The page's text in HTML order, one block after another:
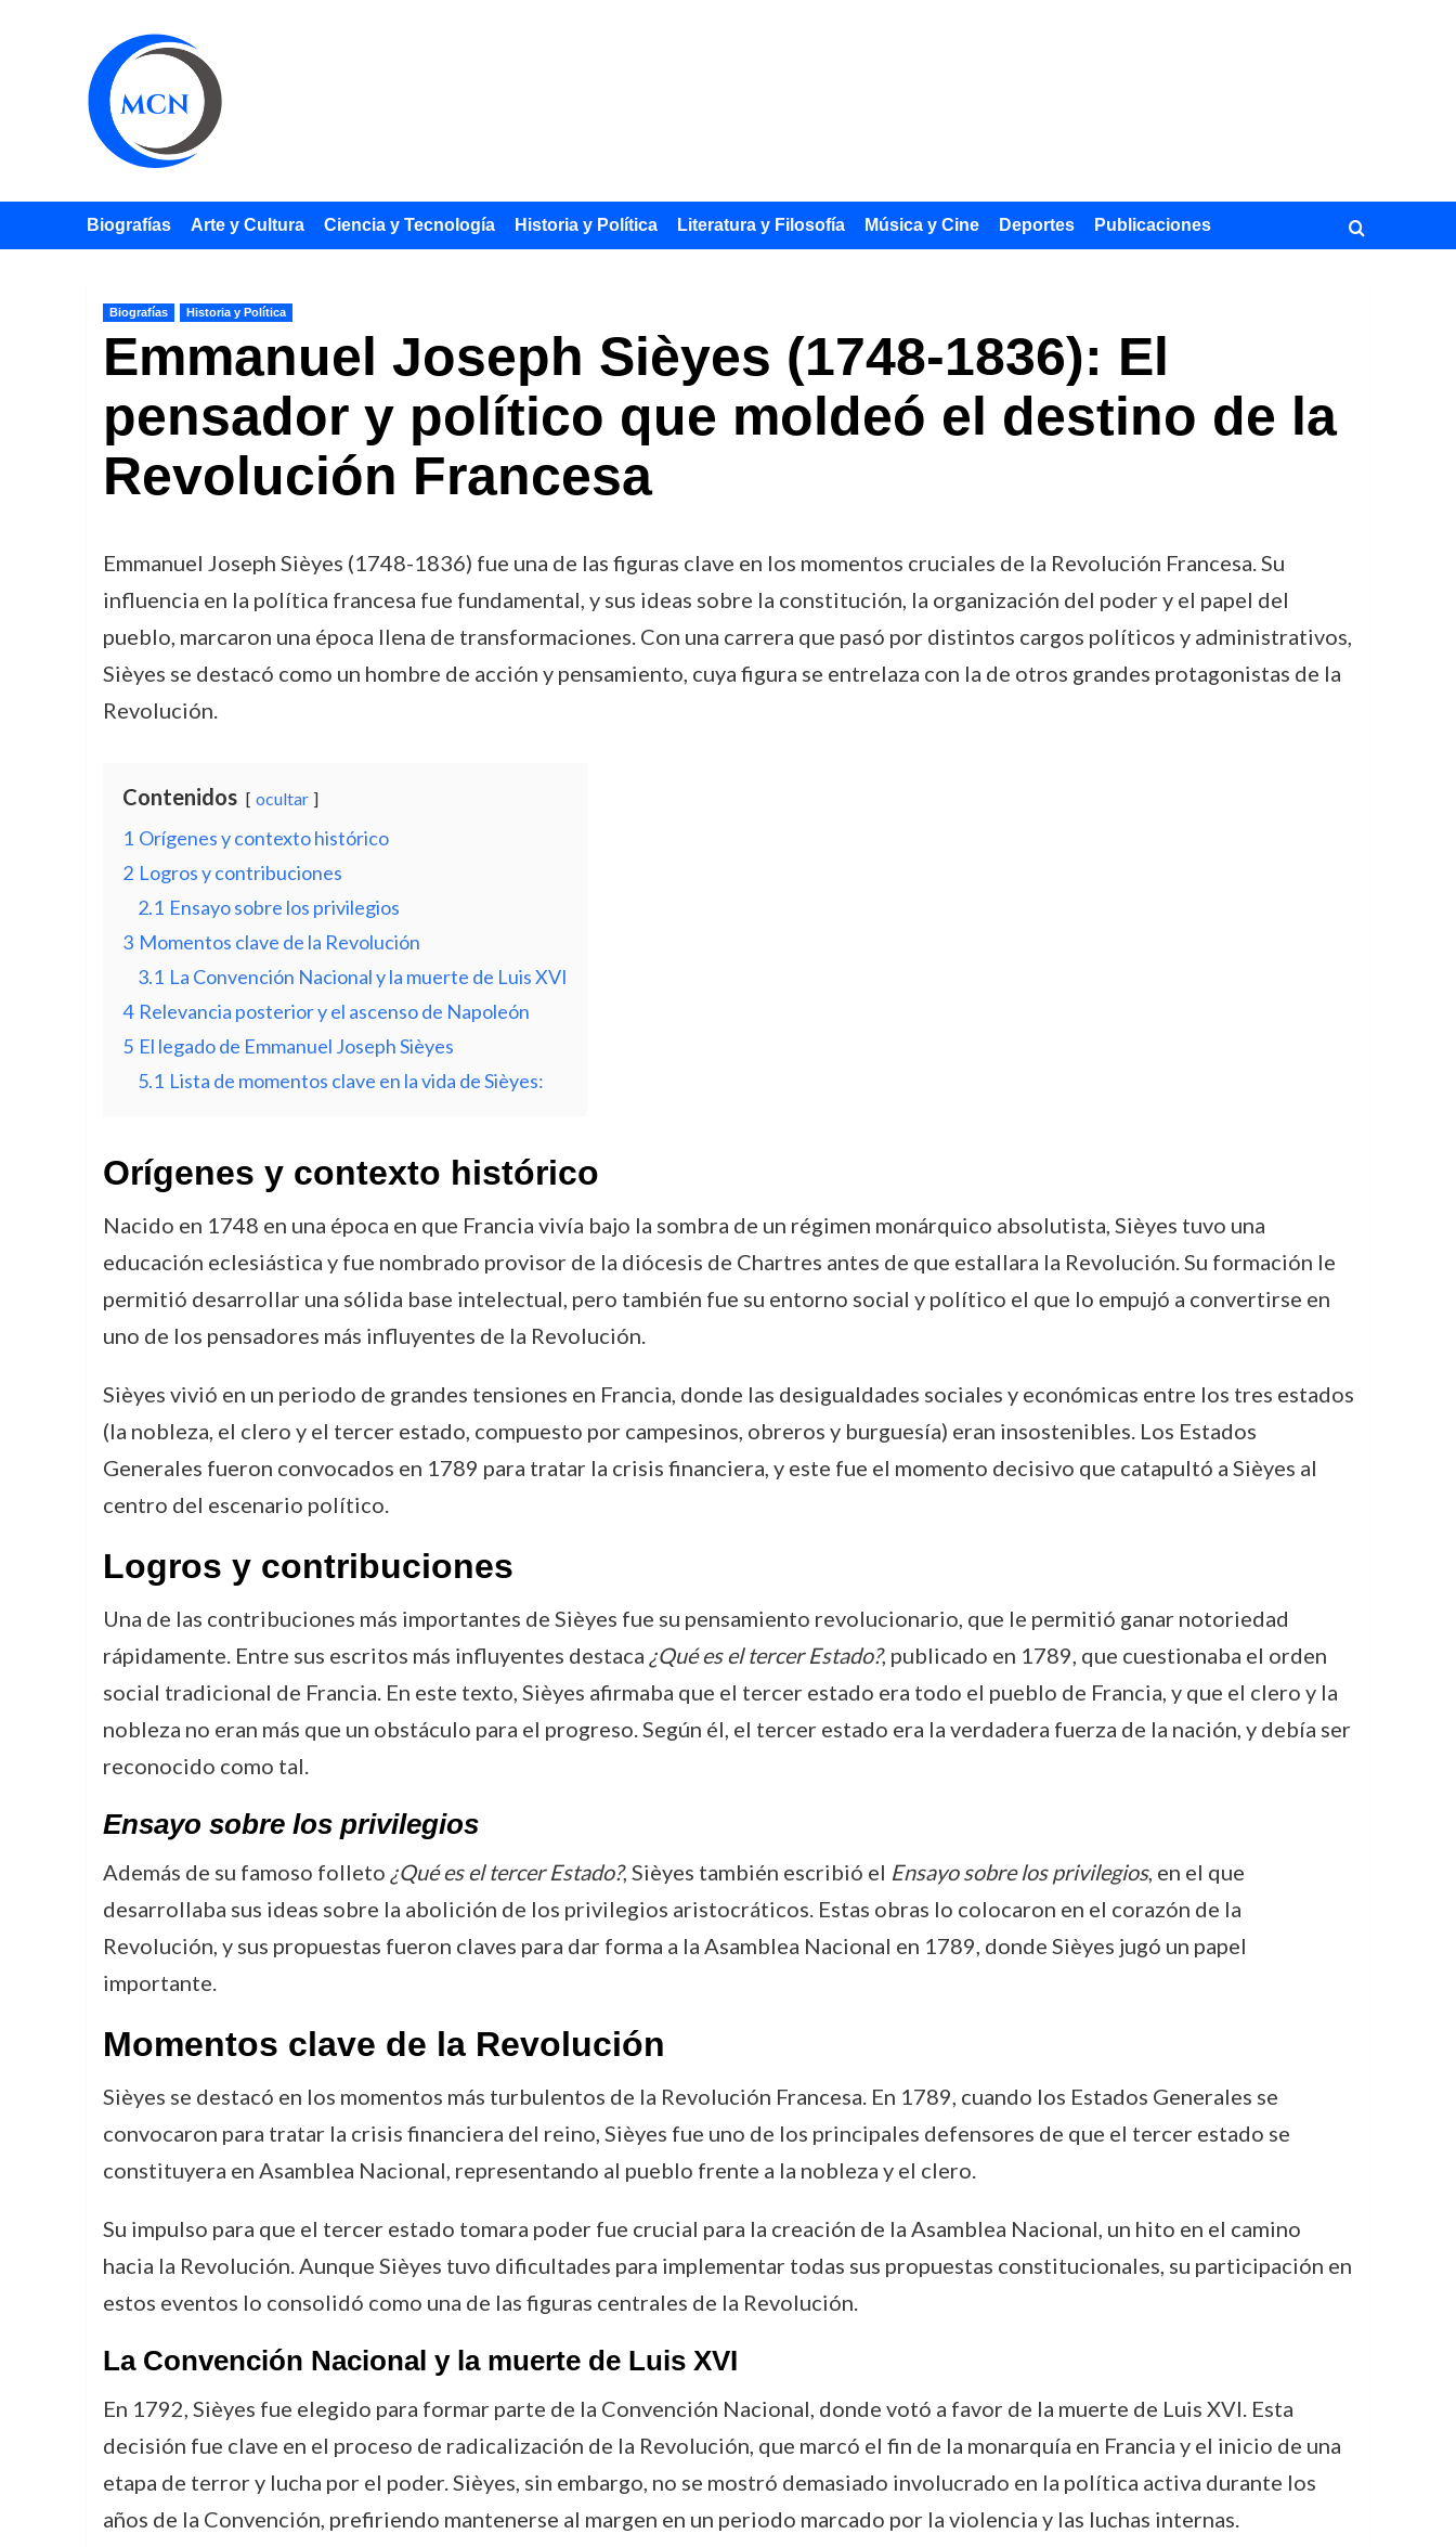
Biografías Arte y Cultura Ciencia y Tecnología Historia y Política Literatura y Filosofía Música y Cine Deportes Publicaciones
Biografías Historia y Política
Emmanuel Joseph Sièyes (1748-1836): El
pensador y político que moldeó el destino de la
Revolución Francesa
Emmanuel Joseph Sièyes (1748-1836) fue una de las figuras clave en los momentos cruciales de la Revolución Francesa. Su
influencia en la política francesa fue fundamental, y sus ideas sobre la constitución, la organización del poder y el papel del
pueblo, marcaron una época llena de transformaciones. Con una carrera que pasó por distintos cargos políticos y administrativos,
Sièyes se destacó como un hombre de acción y pensamiento, cuya figura se entrelaza con la de otros grandes protagonistas de la
Revolución.
Contenidos ocultar
1 Orígenes y contexto histórico
2 Logros y contribuciones
2.1 Ensayo sobre los privilegios
3 Momentos clave de la Revolución
3.1 La Convención Nacional y la muerte de Luis XVI
4 Relevancia posterior y el ascenso de Napoleón
5 El legado de Emmanuel Joseph Sièyes
5.1 Lista de momentos clave en la vida de Sièyes:
Orígenes y contexto histórico
Nacido en 1748 en una época en que Francia vivía bajo la sombra de un régimen monárquico absolutista, Sièyes tuvo una
educación eclesiástica y fue nombrado provisor de la diócesis de Chartres antes de que estallara la Revolución. Su formación le
permitió desarrollar una sólida base intelectual, pero también fue su entorno social y político el que lo empujó a convertirse en
uno de los pensadores más influyentes de la Revolución.
Sièyes vivió en un periodo de grandes tensiones en Francia, donde las desigualdades sociales y económicas entre los tres estados
(la nobleza, el clero y el tercer estado, compuesto por campesinos, obreros y burguesía) eran insostenibles. Los Estados
Generales fueron convocados en 1789 para tratar la crisis financiera, y este fue el momento decisivo que catapultó a Sièyes al
centro del escenario político.
Logros y contribuciones
Una de las contribuciones más importantes de Sièyes fue su pensamiento revolucionario, que le permitió ganar notoriedad
rápidamente. Entre sus escritos más influyentes destaca ¿Qué es el tercer Estado?, publicado en 1789, que cuestionaba el orden
social tradicional de Francia. En este texto, Sièyes afirmaba que el tercer estado era todo el pueblo de Francia, y que el clero y la
nobleza no eran más que un obstáculo para el progreso. Según él, el tercer estado era la verdadera fuerza de la nación, y debía ser
reconocido como tal.
Ensayo sobre los privilegios
Además de su famoso folleto ¿Qué es el tercer Estado?, Sièyes también escribió el Ensayo sobre los privilegios, en el que
desarrollaba sus ideas sobre la abolición de los privilegios aristocráticos. Estas obras lo colocaron en el corazón de la
Revolución, y sus propuestas fueron claves para dar forma a la Asamblea Nacional en 1789, donde Sièyes jugó un papel
importante.
Momentos clave de la Revolución
Sièyes se destacó en los momentos más turbulentos de la Revolución Francesa. En 1789, cuando los Estados Generales se
convocaron para tratar la crisis financiera del reino, Sièyes fue uno de los principales defensores de que el tercer estado se
constituyera en Asamblea Nacional, representando al pueblo frente a la nobleza y el clero.
Su impulso para que el tercer estado tomara poder fue crucial para la creación de la Asamblea Nacional, un hito en el camino
hacia la Revolución. Aunque Sièyes tuvo dificultades para implementar todas sus propuestas constitucionales, su participación en
estos eventos lo consolidó como una de las figuras centrales de la Revolución.
La Convención Nacional y la muerte de Luis XVI
En 1792, Sièyes fue elegido para formar parte de la Convención Nacional, donde votó a favor de la muerte de Luis XVI. Esta
decisión fue clave en el proceso de radicalización de la Revolución, que marcó el fin de la monarquía en Francia y el inicio de una
etapa de terror y lucha por el poder. Sièyes, sin embargo, no se mostró demasiado involucrado en la política activa durante los
años de la Convención, prefiriendo mantenerse al margen en un periodo marcado por la violencia y las luchas internas.